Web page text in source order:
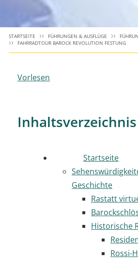
STARTSEITE FÜHRUNGEN & AUSFLÜGE
FAHRRADTOUR BAROCK REVOLUTION FESTUNG
Vorlesen
Inhaltsverzeichnis
Startseite
Geschichte
Rastatt
Historische
Rossi-